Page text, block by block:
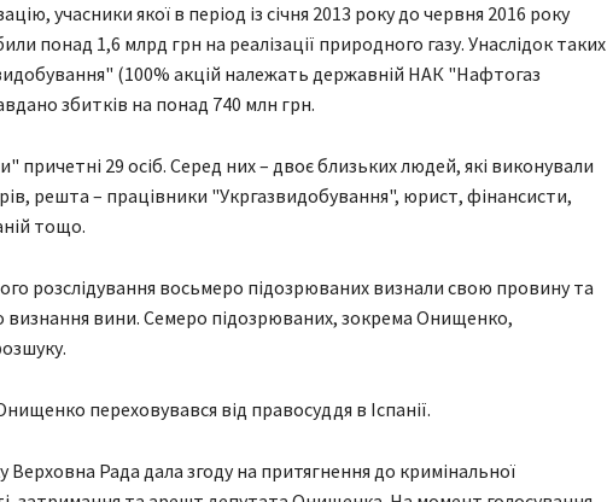
учасники якої в період із січня 2013 року до червня 2016 року
понад 1,6 млрд грн на реалізації природного газу. Унаслідок таких
(100% акцій належать державній НАК "Нафтогаз
збитків на понад 740 млн грн.
причетні 29 осіб. Серед них – двоє близьких людей, які виконували
решта – працівники "Укргазвидобування", юрист, фінансисти,
тощо.
розслідування восьмеро підозрюваних визнали свою провину та
визнання вини. Семеро підозрюваних, зокрема Онищенко,
переховувався від правосуддя в Іспанії.
Верховна Рада дала згоду на притягнення до кримінальної